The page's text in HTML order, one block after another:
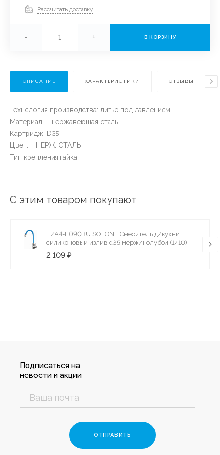
Рассчитать доставку
- + В КОРЗИНУ
ОПИСАНИЕ ХАРАКТЕРИСТИКИ ОТЗЫВЫ
Технология производства: литьё под давлением
Материал: нержавеющая сталь
Картридж: D35
Цвет: НЕРЖ. СТАЛЬ
Тип крепления:гайка
С этим товаром покупают
EZA4-F090BU SOLONE Смеситель д/кухни
силиконовый излив d35 Нерж/Голубой (1/10)
2 109 ₽
Подписаться на
новости и акции